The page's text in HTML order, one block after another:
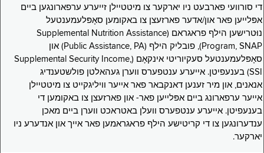
די סורוועי פארבעט ניו יארקער צו מיטטיילן זייערע ערפארונגען ביים
אפּלייען פאר און/אדער פארזעצן צו באקומען סאָפּלעמענטעל
נוּטרישען הילף פראגראם (Supplemental Nutrition Assistance
Program, SNAP), פובליק הילף (Public Assistance, PA) און
סאָפּלעמענטעל סעקיוריטי אינקאָם (Supplemental Security Income,
SSI) בענעפיטן. אייערע ענטפערס ווערן געהאלטן פולשטענדיג
אנאנים, און מיר זענען דאנקבאר פאר אייער וויליגקייט צו מיטטיילן
אייער ערפארונג ביים אפּלייען פאר- און פארזעצן צו באקומען די
בענעפיטן. אייערע ענטפערס וועלן באטראכט ווערן ביים מאכן
ענדערונגען צו די קריטישע הילף פראגראמען פאר אייך און אנדערע ניו
יארקער.